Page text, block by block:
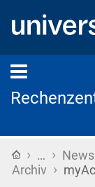
Startseite
› … ›
Archiv ›